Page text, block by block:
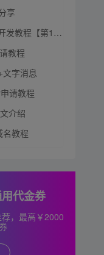
享
程【第1章】
教程
文字消息
请教程
介绍
名教程
代金券
，最高￥2000